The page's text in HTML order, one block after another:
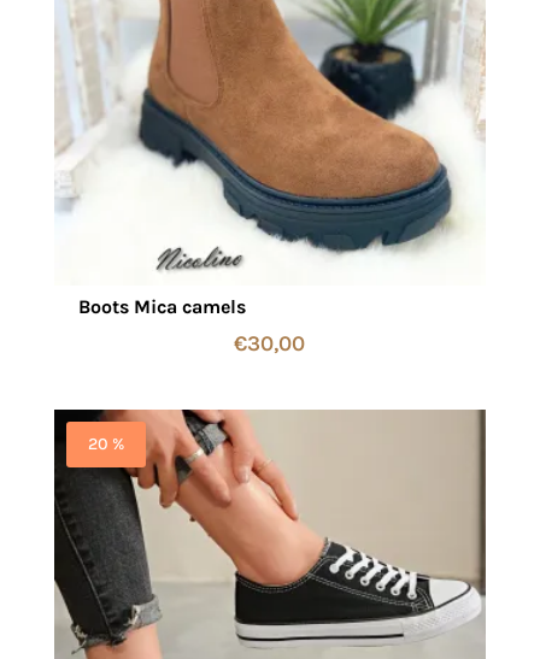
Boots Mica camels
€30,00
20 %